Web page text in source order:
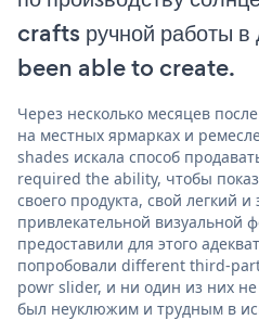
crafts ручной работы
been able to create.
Через несколько месяцев
на местных ярмарках и
shades искала способ
required the ability, чтобы
своего продукта, свой легкий
привлекательной визуальной
предоставили для этого
попробовали different third-
powr slider, и ни один из них не
был неуклюжим и трудным в